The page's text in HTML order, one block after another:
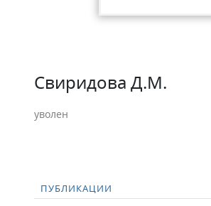
Свиридова Д.М.
уволен
ПУБЛИКАЦИИ